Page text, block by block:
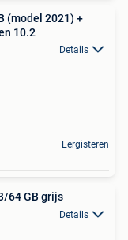
(model 2021) +
10.2
Details
Eergisteren
64 GB grijs
Details